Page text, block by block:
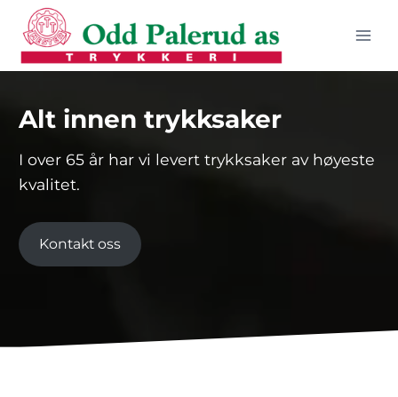
content
Alt innen trykksaker
I over 65 år har vi levert trykksaker av høyeste
kvalitet.
Kontakt oss